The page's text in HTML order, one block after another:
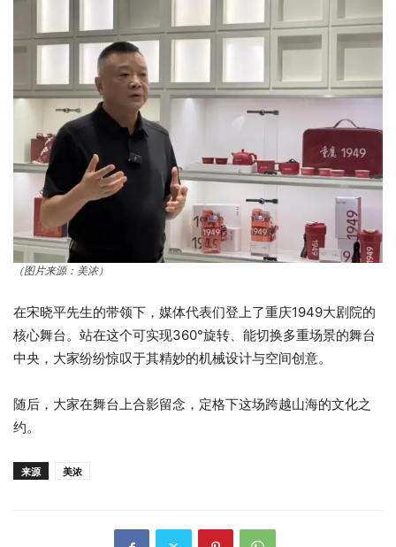
（图片来源：美浓）
在宋晓平先生的带领下，媒体代表们登上了重庆1949大剧院的
核心舞台。站在这个可实现360°旋转、能切换多重场景的舞台
中央，大家纷纷惊叹于其精妙的机械设计与空间创意。
随后，大家在舞台上合影留念，定格下这场跨越山海的文化之
约。
来源 美浓